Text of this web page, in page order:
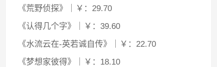
《荒野侦探》｜￥：29.70
《认得几个字》｜￥：39.60
《水流云在-英若诚自传》｜￥：22.70
《梦想家彼得》｜￥：18.10